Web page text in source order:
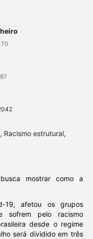
Racismo estrutural,
mostrar como a
19, afetou os grupos
sofrem pelo racismo
desde o regime
será dividido em três